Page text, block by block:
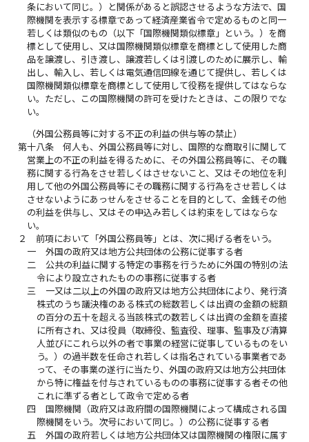
条において同じ。）と関係があると誤認させるような方法で、国
際機関を表示する標章であって経済産業省令で定めるものと同一
若しくは類似のもの（以下「国際機関類似標章」という。）を商
標として使用し、又は国際機関類似標章を商標として使用した商
品を譲渡し、引き渡し、譲渡若しくは引渡しのために展示し、輸
出し、輸入し、若しくは電気通信回線を通じて提供し、若しくは
国際機関類似標章を商標として使用して役務を提供してはならな
い。ただし、この国際機関の許可を受けたときは、この限りでな
い。
（外国公務員等に対する不正の利益の供与等の禁止）
第十八条
何人も、外国公務員等に対し、国際的な商取引に関して
営業上の不正の利益を得るために、その外国公務員等に、その職
務に関する行為をさせ若しくはさせないこと、又はその地位を利
用して他の外国公務員等にその職務に関する行為をさせ若しくは
させないようにあっせんをさせることを目的として、金銭その他
の利益を供与し、又はその申込み若しくは約束をしてはならな
い。
２
前項において「外国公務員等」とは、次に掲げる者をいう。
一
外国の政府又は地方公共団体の公務に従事する者
二
公共の利益に関する特定の事務を行うために外国の特別の法
令により設立されたものの事務に従事する者
三
一又は二以上の外国の政府又は地方公共団体により、発行済
株式のうち議決権のある株式の総数若しくは出資の金額の総額
の百分の五十を超える当該株式の数若しくは出資の金額を直接
に所有され、又は役員（取締役、監査役、理事、監事及び清算
人並びにこれら以外の者で事業の経営に従事しているものをい
う。）の過半数を任命され若しくは指名されている事業者であ
って、その事業の遂行に当たり、外国の政府又は地方公共団体
から特に権益を付与されているものの事務に従事する者その他
これに準ずる者として政令で定める者
四
国際機関（政府又は政府間の国際機関によって構成される国
際機関をいう。次号において同じ。）の公務に従事する者
五
外国の政府若しくは地方公共団体又は国際機関の権限に属す